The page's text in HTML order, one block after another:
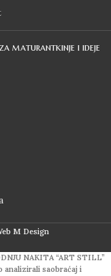
maturantkinje i ideje
M Design
NAKITA “ART STILL”
analizirali saobraćaj i